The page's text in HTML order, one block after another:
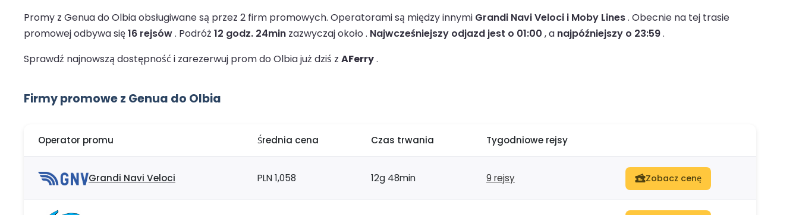
Promy z Genua do Olbia obsługiwane są przez 2 firm promowych. Operatorami są między innymi Grandi Navi Veloci i Moby Lines. Obecnie na tej trasie
promowej odbywa się16 rejsów. Podróż 12 godz. 24min zazwyczaj około . Najwcześniejszy odjazd jest o 01:00 , a najpóźniejszy o 23:59.
Sprawdź najnowszą dostępność i zarezerwuj prom do Olbia już dziś z AFerry.
Firmy promowe z Genua do Olbia
Operator promu Średnia cena Czas trwania Tygodniowe rejsy
Grandi Navi Veloci PLN 1,058 12g 48min 9 rejsy Zobacz cenę